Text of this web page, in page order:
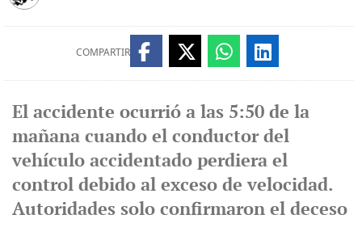
COMPARTIR
El accidente ocurrió a las 5:50 de la
mañana cuando el conductor del
vehículo accidentado perdiera el
control debido al exceso de velocidad.
Autoridades solo confirmaron el deceso